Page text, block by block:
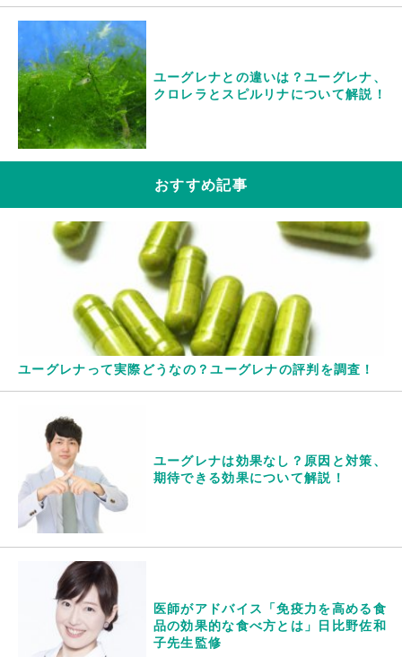
ユーグレナとの違いは？ユーグレナ、
クロレラとスピルリナについて解説！
おすすめ記事
ユーグレナって実際どうなの？ユーグレナの評判を調査！
ユーグレナは効果なし？原因と対策、
期待できる効果について解説！
医師がアドバイス「免疫力を高める食
品の効果的な食べ方とは」日比野佐和
子先生監修